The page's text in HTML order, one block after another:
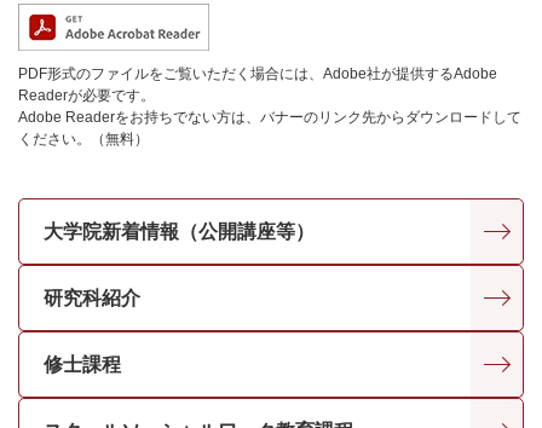
PDF形式のファイルをご覧いただく場合には、Adobe社が提供するAdobe
Readerが必要です。
Adobe Readerをお持ちでない方は、バナーのリンク先からダウンロードして
ください。（無料）
大学院新着情報（公開講座等）
研究科紹介
修士課程